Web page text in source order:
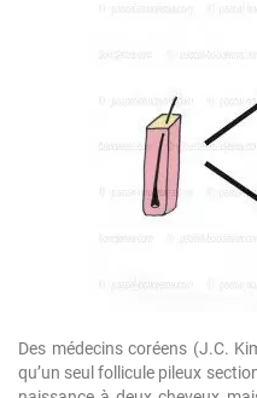
Des médecins coréens (J.C.
qu’un seul follicule pileux